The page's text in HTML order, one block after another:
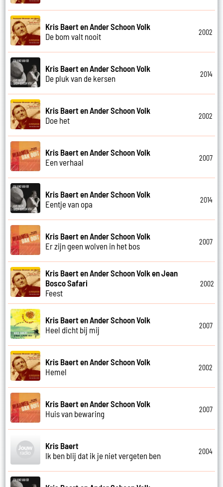
Kris Baert en Ander Schoon Volk
De bom valt nooit
2002
Kris Baert en Ander Schoon Volk
De pluk van de kersen
2014
Kris Baert en Ander Schoon Volk
Doe het
2002
Kris Baert en Ander Schoon Volk
Een verhaal
2007
Kris Baert en Ander Schoon Volk
Eentje van opa
2014
Kris Baert en Ander Schoon Volk
Er zijn geen wolven in het bos
2007
Kris Baert en Ander Schoon Volk en Jean
Bosco Safari
Feest
2002
Kris Baert en Ander Schoon Volk
Heel dicht bij mij
2007
Kris Baert en Ander Schoon Volk
Hemel
2002
Kris Baert en Ander Schoon Volk
Huis van bewaring
2007
Kris Baert
Ik ben blij dat ik je niet vergeten ben
2004